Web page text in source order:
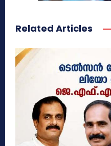
Related Articles